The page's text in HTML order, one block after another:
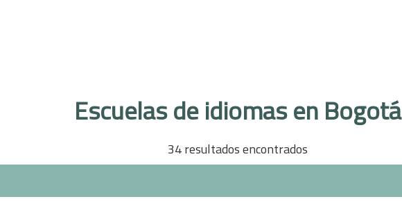
Escuelas de idiomas en Bogotá
34 resultados encontrados